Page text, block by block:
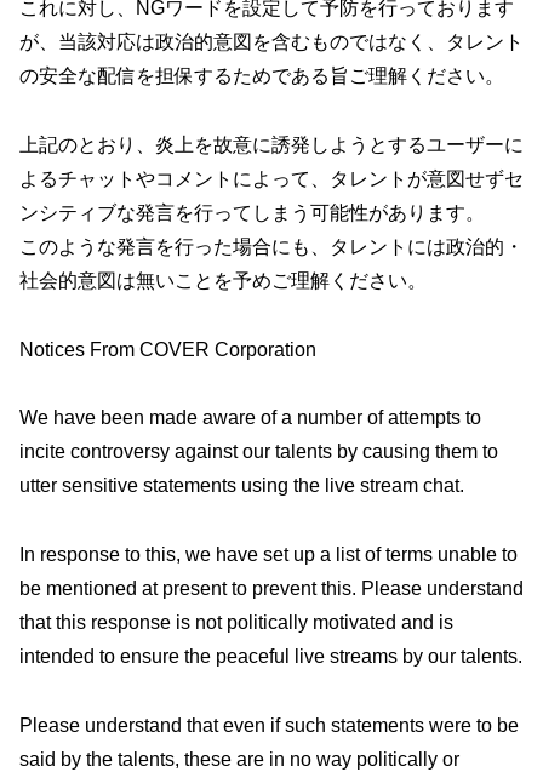
これに対し、NGワードを設定して予防を行っております
が、当該対応は政治的意図を含むものではなく、タレント
の安全な配信を担保するためである旨ご理解ください。
上記のとおり、炎上を故意に誘発しようとするユーザーに
よるチャットやコメントによって、タレントが意図せずセ
ンシティブな発言を行ってしまう可能性があります。
このような発言を行った場合にも、タレントには政治的・
社会的意図は無いことを予めご理解ください。
Notices From COVER Corporation
We have been made aware of a number of attempts to
incite controversy against our talents by causing them to
utter sensitive statements using the live stream chat.
In response to this, we have set up a list of terms unable to
be mentioned at present to prevent this. Please understand
that this response is not politically motivated and is
intended to ensure the peaceful live streams by our talents.
Please understand that even if such statements were to be
said by the talents, these are in no way politically or